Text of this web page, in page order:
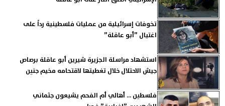
تخوفات إسرائيلية من عمليات فلسطينية رداً على
اغتيال ”أبو عاقلة”
استشهاد مراسلة الجزيرة شيرين أبو عاقلة برصاص
جيش الاحتلال خلال تغطيتها لاقتحامه مخيم جنين
فلسطين ... أهالي أم الفحم يشيعون جثماني